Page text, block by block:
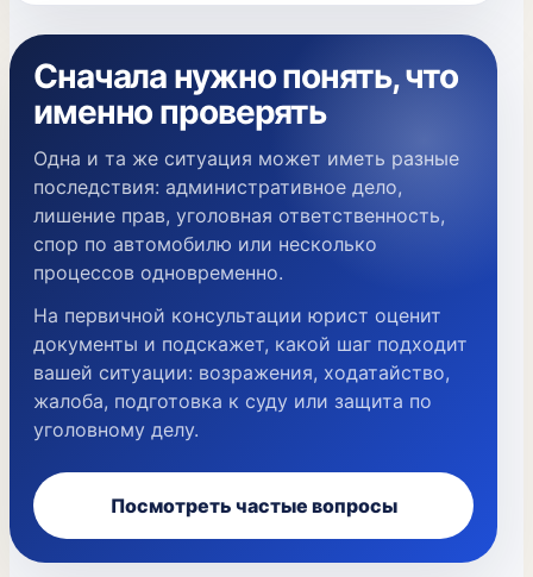
Сначала нужно понять, что
именно проверять
Одна и та же ситуация может иметь разные
последствия: административное дело,
лишение прав, уголовная ответственность,
спор по автомобилю или несколько
процессов одновременно.
На первичной консультации юрист оценит
документы и подскажет, какой шаг подходит
вашей ситуации: возражения, ходатайство,
жалоба, подготовка к суду или защита по
уголовному делу.
Посмотреть частые вопросы